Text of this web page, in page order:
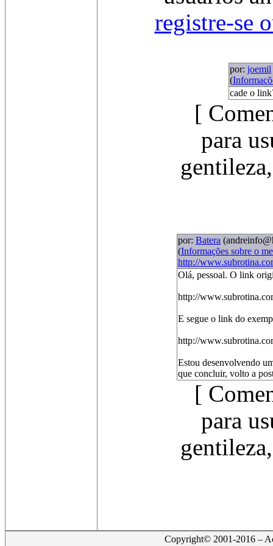
registre-se
por: joemil
(
cade o
[
para
por: Batera
(Informações sobre o
http://
Olá, pessoal. O link
http://
E segue o link do
http://
Estou desenvolvendo
que concluir, volto a
[
para
Copyright© 2001-2016 –